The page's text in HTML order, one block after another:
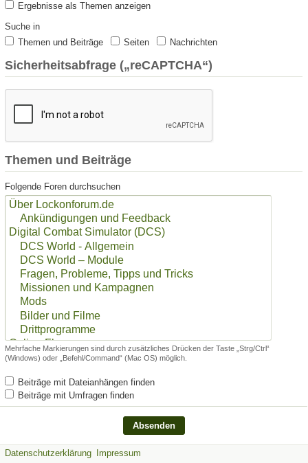
Ergebnisse als Themen anzeigen
Suche in
Themen und Beiträge
Seiten Nachrichten
Sicherheitsabfrage („reCAPTCHA“)
Themen und Beiträge
Folgende Foren durchsuchen
Mehrfache Markierungen sind durch zusätzliches Drücken der Taste „Strg/Ctrl“
(Windows) oder „Befehl/Command“ (Mac OS) möglich.
Beiträge mit Dateianhängen finden
Beiträge mit Umfragen finden
Datenschutzerklärung Impressum